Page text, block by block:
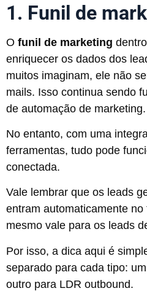
1. Funil de
O funil de marketing
enriquecer os dados dos
muitos imaginam, ele não
mails. Isso continua sendo
de automação de marketing.
No entanto, com uma
ferramentas, tudo pode
conectada.
Vale lembrar que os leads
entram automaticamente
mesmo vale para os leads
Por isso, a dica aqui é
separado para cada tipo:
outro para LDR outbound.